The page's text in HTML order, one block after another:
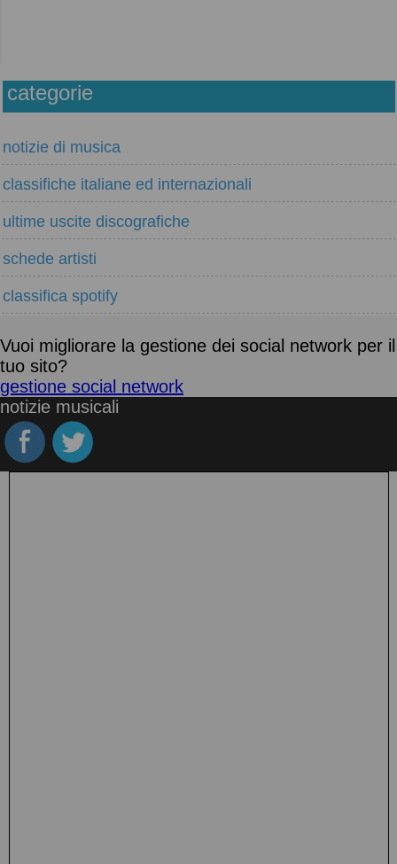
categorie
notizie di musica
classifiche italiane ed internazionali
ultime uscite discografiche
schede artisti
classifica spotify
Vuoi migliorare la gestione dei social network per il
tuo sito?
gestione social network
notizie musicali